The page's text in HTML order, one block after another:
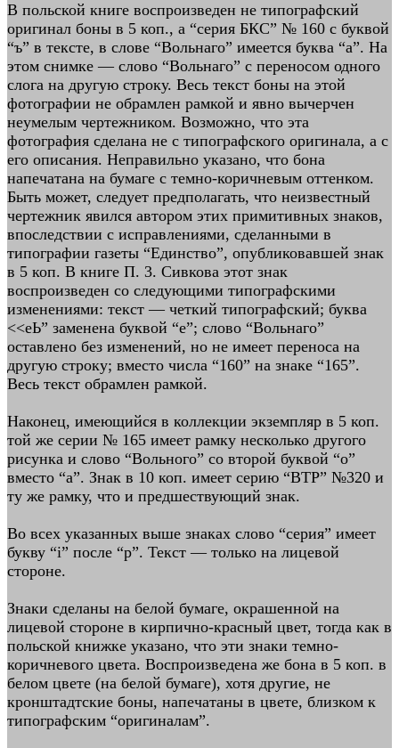
В польской книге воспроизведен не типографский
оригинал боны в 5 коп., а “серия БКС” № 160 с буквой
“ъ” в тексте, в слове “Вольнаго” имеется буква “а”. На
этом снимке — слово “Вольнаго” с переносом одного
слога на другую строку. Весь текст боны на этой
фотографии не обрамлен рамкой и явно вычерчен
неумелым чертежником. Возможно, что эта
фотография сделана не с типографского оригинала, а с
его описания. Неправильно указано, что бона
напечатана на бумаге с темно-коричневым оттенком.
Быть может, следует предполагать, что неизвестный
чертежник явился автором этих примитивных знаков,
впоследствии с исправлениями, сделанными в
типографии газеты “Единство”, опубликовавшей знак
в 5 коп. В книге П. 3. Сивкова этот знак
воспроизведен со следующими типографскими
изменениями: текст — четкий типографский; буква
<<еЬ” заменена буквой “е”; слово “Вольнаго”
оставлено без изменений, но не имеет переноса на
другую строку; вместо числа “160” на знаке “165”.
Весь текст обрамлен рамкой.
Наконец, имеющийся в коллекции экземпляр в 5 коп.
той же серии № 165 имеет рамку несколько другого
рисунка и слово “Вольного” со второй буквой “о”
вместо “а”. Знак в 10 коп. имеет серию “ВТР” №320 и
ту же рамку, что и предшествующий знак.
Во всех указанных выше знаках слово “серия” имеет
букву “i” после “р”. Текст — только на лицевой
стороне.
Знаки сделаны на белой бумаге, окрашенной на
лицевой стороне в кирпично-красный цвет, тогда как в
польской книжке указано, что эти знаки темно-
коричневого цвета. Воспроизведена же бона в 5 коп. в
белом цвете (на белой бумаге), хотя другие, не
кронштадтские боны, напечатаны в цвете, близком к
типографским “оригиналам”.